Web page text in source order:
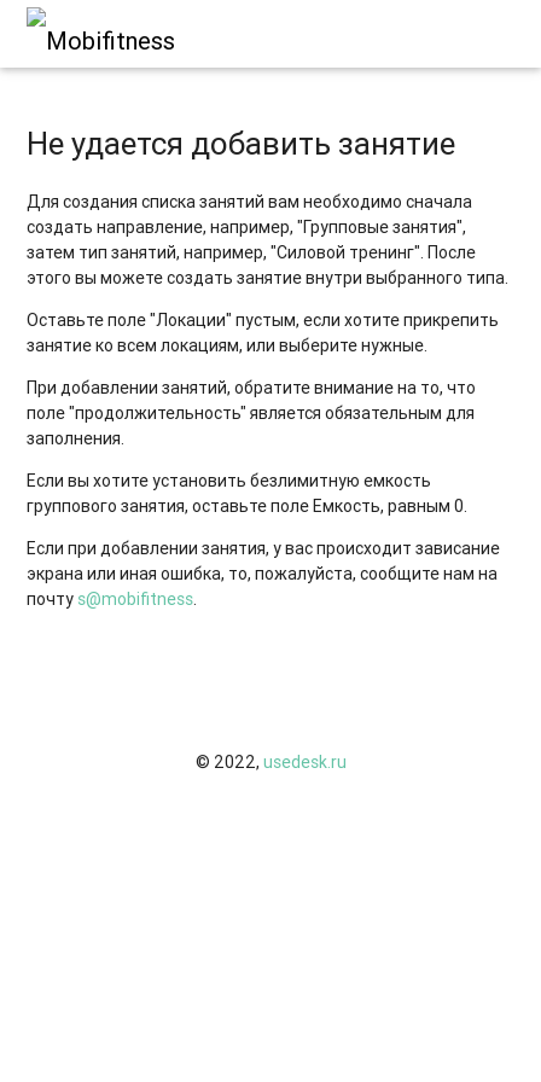
Не удается добавить занятие
Для создания списка занятий вам необходимо сначала
создать направление, например, "Групповые занятия",
затем тип занятий, например, "Силовой тренинг". После
этого вы можете создать занятие внутри выбранного типа.
Оставьте поле "Локации" пустым, если хотите прикрепить
занятие ко всем локациям, или выберите нужные.
При добавлении занятий, обратите внимание на то, что
поле "продолжительность" является обязательным для
заполнения.
Если вы хотите установить безлимитную емкость
группового занятия, оставьте поле Емкость, равным 0.
Если при добавлении занятия, у вас происходит зависание
экрана или иная ошибка, то, пожалуйста, сообщите нам на
почту s@mobifitness.
© 2022, usedesk.ru